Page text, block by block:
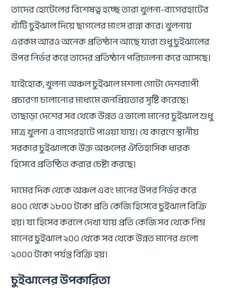
তাদের হোটেলের বিশেষত্ব হচ্ছে তারা খুলনা-বাগেরহাটের
খাঁটি চুইঝাল দিয়ে ছাগলের মাংস রান্না করে। খুলনায়
এরকম আরও অনেক প্রতিষ্ঠান আছে যারা শুধু চুইঝালের
উপর নির্ভর করে তাদের প্রতিষ্ঠান পরিচালনা করে আসছে।
যাইহোক, খুলনা অঞ্চল চুইঝাল মশলা গোটা দেশব্যাপী
প্রচারণা চালানোর মাধ্যমে জনপ্রিয়তার সৃষ্টি করেছে।
তাছাড়া দেশের সব থেকে উন্নত ও ভালো মানের চুইঝাল শুধু
মাত্র খুলনা ও বাগেরহাটে পাওয়া যায়। যে কারণে স্থানীয়
সরকার চুইঝালকে উক্ত অঞ্চলের ঐতিহাসিক ধারক
হিসেবে প্রতিষ্ঠিত করার চেষ্টা করছে।
দামের দিক থেকে অঞ্চল এবং মানের উপর নির্ভর করে
৪০০ থেকে ১৮০০ টাকা প্রতি কেজি হিসেবে চুইঝাল বিক্রি
হয়। যা হিসেব করলে দেখা যায় প্রতি কেজি সব থেকে নিম্ন
মানের চুইঝাল ২০০ থেকে সব থেকে উন্নত মানের গুলো
২০০০ টাকা পর্যন্ত বিক্রি হয়।
চুইঝালের উপকারিতা